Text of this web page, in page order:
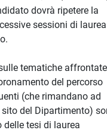
dovrà ripetere la
sessioni di laurea
tematiche affrontate
del percorso
(che rimandano ad
del Dipartimento)
tesi di laurea